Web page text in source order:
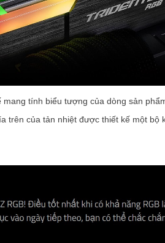
tính biểu tượng của dòng sản
trên của tản nhiệt được thiết kế một bộ